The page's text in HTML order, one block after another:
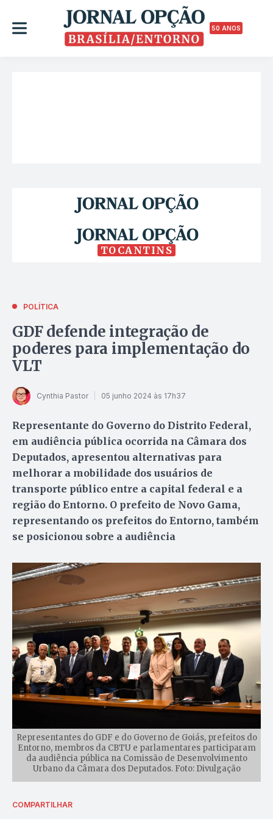
50 ANOS
TOCANTINS
POLÍTICA
GDF defende integração de
poderes para implementação do
VLT
Cynthia Pastor 05 junho 2024 às 17h37
Representante do Governo do Distrito Federal,
em audiência pública ocorrida na Câmara dos
Deputados, apresentou alternativas para
melhorar a mobilidade dos usuários de
transporte público entre a capital federal e a
região do Entorno. O prefeito de Novo Gama,
representando os prefeitos do Entorno, também
se posicionou sobre a audiência
Representantes do GDF e do Governo de Goiás, prefeitos do
Entorno, membros da CBTU e parlamentares participaram
da audiência pública na Comissão de Desenvolvimento
Urbano da Câmara dos Deputados. Foto: Divulgação
COMPARTILHAR